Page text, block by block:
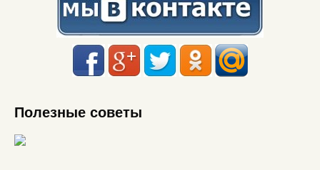
Полезные советы